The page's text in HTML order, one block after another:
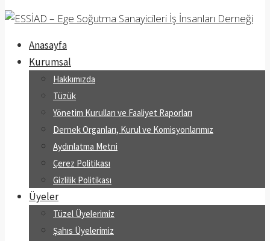
Anasayfa
Kurumsal
Hakkımızda
Tüzük
Yönetim Kurulları ve Faaliyet Raporları
Dernek Organları, Kurul ve Komisyonlarımız
Aydınlatma Metni
Çerez Politikası
Gizlilik Politikası
Üyeler
Tüzel Üyelerimiz
Şahıs Üyelerimiz